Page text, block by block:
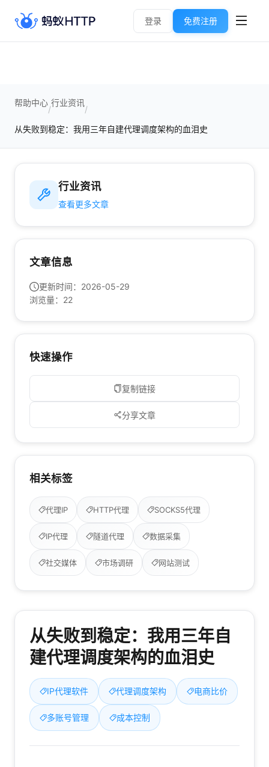
登录 免费注册
帮助中心
/
行业资讯
/
从失败到稳定：我用三年自建代理调度架构的血泪史
行业资讯
查看更多文章
文章信息
更新时间： 2026-05-29
浏览量： 22
快速操作
复制链接
分享文章
相关标签
代理IP HTTP代理 SOCKS5代理
IP代理 隧道代理 数据采集
社交媒体 市场调研 网站测试
从失败到稳定：我用三年自
建代理调度架构的血泪史
IP代理软件 代理调度架构 电商比价
多账号管理 成本控制